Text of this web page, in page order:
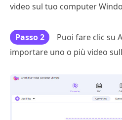
video sul tuo computer
Passo 2
Puoi fare clic su
importare uno o più video